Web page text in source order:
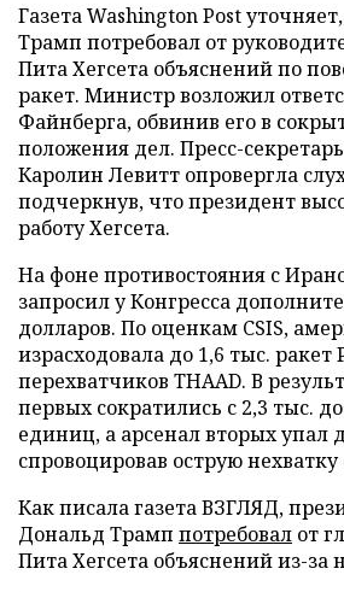
Газета Washington Post
Трамп потребовал от
Пита Хегсета объяснений по
ракет. Министр возложил
Файнберга, обвинив его в
положения дел. Пресс-
Каролин Левитт опровергла
подчеркнув, что президент
работу Хегсета.
На фоне противостояния с
запросил у Конгресса
долларов. По оценкам CSIS,
израсходовала до 1,6 тыс. ракет
перехватчиков THAAD. В
первых сократились с 2,3 тыс.
единиц, а арсенал вторых упал
спровоцировав острую
Как писала газета ВЗГЛЯД,
Дональд Трамп потребовал от
Пита Хегсета объяснений из-за